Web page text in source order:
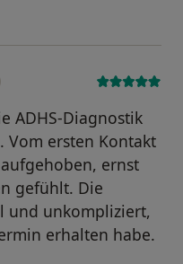
ADHS-Diagnostik
Vom ersten Kontakt
ernst
gefühlt. Die
und unkompliziert,
erhalten habe.